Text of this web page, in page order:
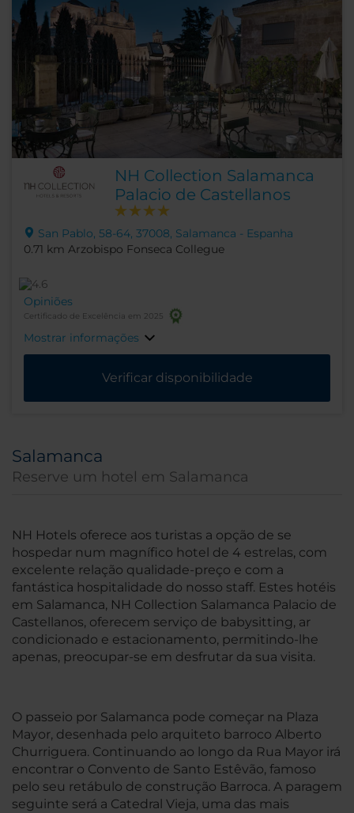
NH Collection Salamanca
Palacio de Castellanos
San Pablo, 58-64, 37008, Salamanca - Espanha
0.71 km Arzobispo Fonseca Collegue
Opiniões
Certificado de Excelência em 2025
Mostrar informações
Verificar disponibilidade
Salamanca
Reserve um hotel em Salamanca
NH Hotels oferece aos turistas a opção de se
hospedar num magnífico hotel de 4 estrelas, com
excelente relação qualidade-preço e com a
fantástica hospitalidade do nosso staff. Estes hotéis
em Salamanca, NH Collection Salamanca Palacio de
Castellanos, oferecem serviço de babysitting, ar
condicionado e estacionamento, permitindo-lhe
apenas, preocupar-se em desfrutar da sua visita.
O passeio por Salamanca pode começar na Plaza
Mayor, desenhada pelo arquiteto barroco Alberto
Churriguera. Continuando ao longo da Rua Mayor irá
encontrar o Convento de Santo Estêvão, famoso
pelo seu retábulo de construção Barroca. A paragem
seguinte será a Catedral Vieja, uma das mais